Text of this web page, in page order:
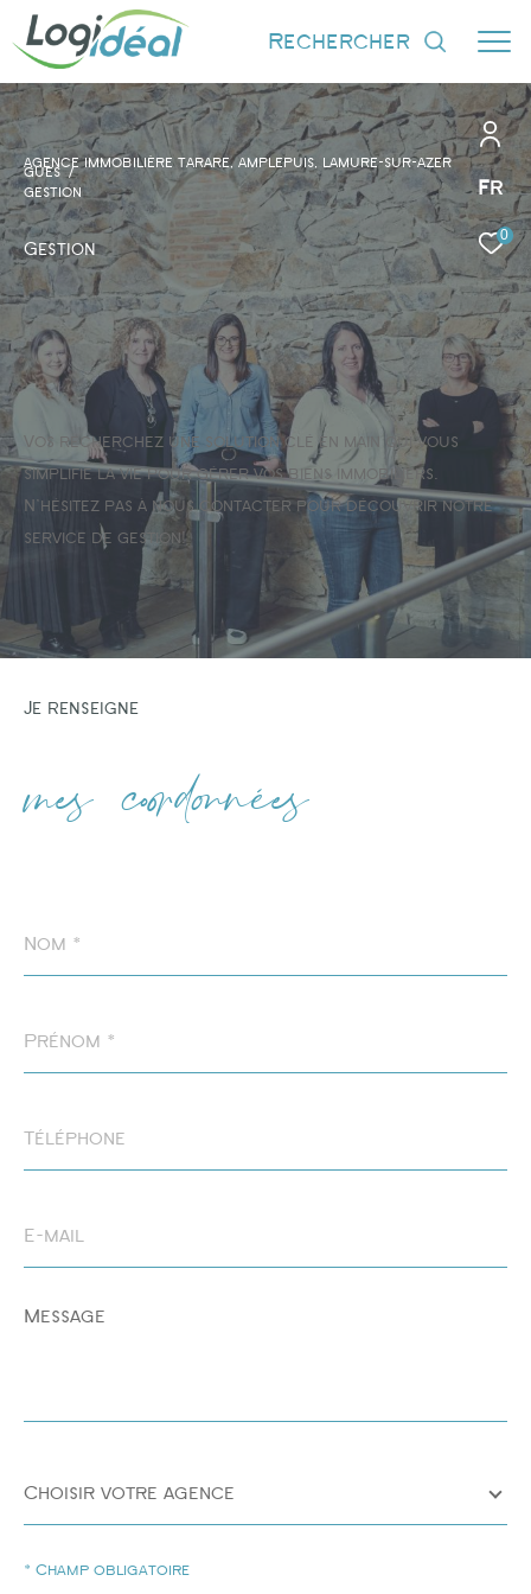
Fr
0
rechercher
AGENCE IMMOBILIÈRE TARARE, AMPLEPUIS, LAMURE-SUR-AZER
GUES
GESTION
Gestion
Vos recherchez une solution clé en main qui vous
simplifie la vie pour gérer vos biens immobiliers.
N'hésitez pas à nous contacter pour découvrir notre
service de gestion!
Je renseigne
mes coordonnées
*
*
mail
Message
votre
Choisir votre agence
* Champ obligatoire
Effectuer une recherche
et trouver le bien qui correspond à vos
critères
Type d'offre
Vente
Type de bien
Ville
PARKING TERRASSE